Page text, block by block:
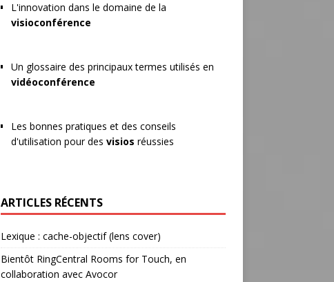
L'innovation dans le domaine de la
visioconférence
Un glossaire des principaux termes utilisés en
vidéoconférence
Les bonnes pratiques et des conseils
d'utilisation pour des visios réussies
ARTICLES RÉCENTS
Lexique : cache-objectif (lens cover)
Bientôt RingCentral Rooms for Touch, en
collaboration avec Avocor